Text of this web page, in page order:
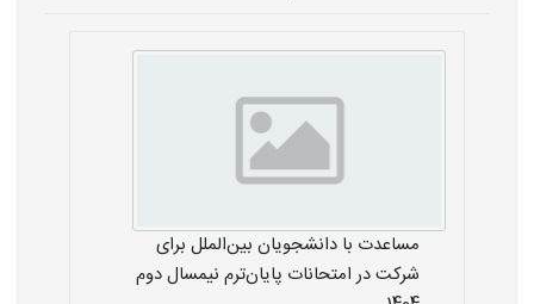
مساعدت با دانشجویان بین‌الملل برای
شرکت در امتحانات پایان‌ترم نیمسال دوم